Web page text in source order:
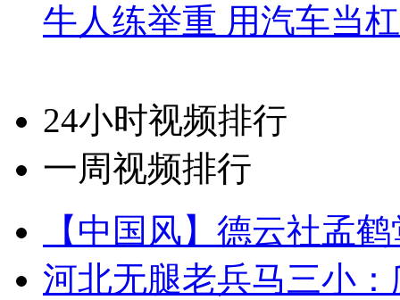
牛人练举重 用汽车当
24小时视频排行
一周视频排行
【中国风】德云社孟
河北无腿老兵马三小